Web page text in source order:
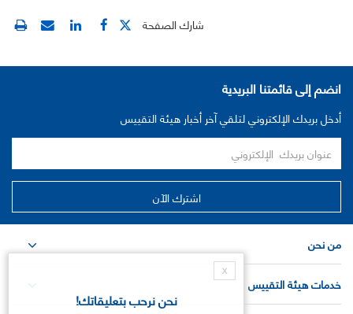
شارك الصفحة
انضم إلى قائمتنا البريدية
أدخل بريدك الإلكتروني لتلقي آخر أخبار هيئة التقييس
من نحن
خدمات هيئة التقييس
X
نحن نرحب بتعليقاتك!